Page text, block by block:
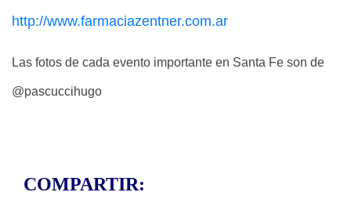
http://www.farmaciazentner.com.ar
Las fotos de cada evento importante en Santa Fe son de
@pascuccihugo
COMPARTIR: